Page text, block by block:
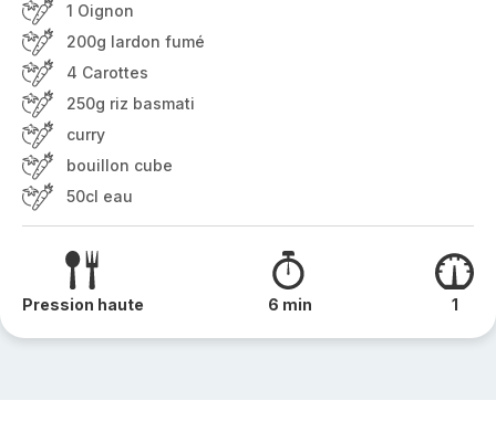
1 Oignon
200g lardon fumé
4 Carottes
250g riz basmati
curry
bouillon cube
50cl eau
Pression haute 6 min 1